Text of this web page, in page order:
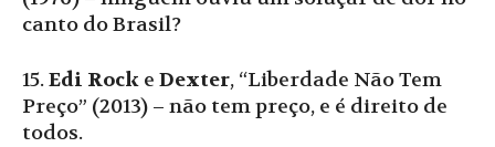
canto do Brasil?
15.Edi Rock e Dexter, “Liberdade Não Tem
Preço” (2013) – não tem preço, e é direito de
todos.